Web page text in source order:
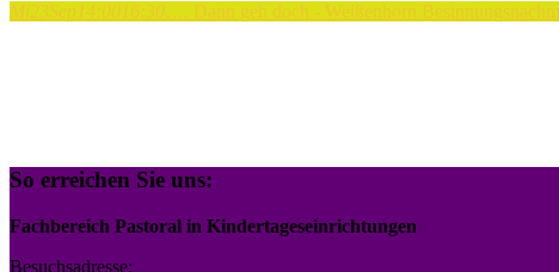
Mi 23Sep 14:00 16:30…. Dann geh doch - Weißenhorn
So erreichen Sie uns:
Fachbereich Pastoral in Kindertageseinrichtungen
Besuchsadresse: